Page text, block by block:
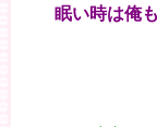
眠い時は俺